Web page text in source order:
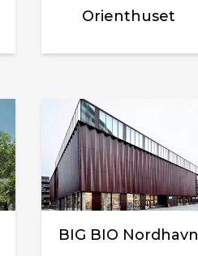
Orienthuset
BIG BIO Nordhavn